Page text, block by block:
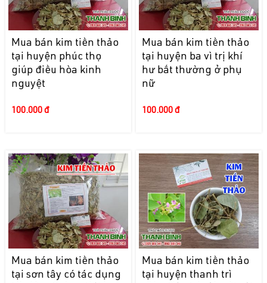
Mua bán kim tiền thảo
tại huyện phúc thọ
giúp điều hòa kinh
nguyệt
100.000 đ
Mua bán kim tiền thảo
tại huyện ba vì trị khí
hư bất thường ở phụ
nữ
100.000 đ
Mua bán kim tiền thảo
tại sơn tây có tác dụng
Mua bán kim tiền thảo
tại huyện thanh trì